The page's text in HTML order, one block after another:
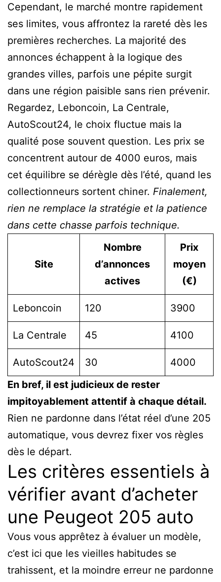
Cependant, le marché montre rapidement
ses limites, vous affrontez la rareté dès les
premières recherches. La majorité des
annonces échappent à la logique des
grandes villes, parfois une pépite surgit
dans une région paisible sans rien prévenir.
Regardez, Leboncoin, La Centrale,
AutoScout24, le choix fluctue mais la
qualité pose souvent question. Les prix se
concentrent autour de 4000 euros, mais
cet équilibre se dérègle dès l’été, quand les
collectionneurs sortent chiner. Finalement,
rien ne remplace la stratégie et la patience
dans cette chasse parfois technique.
Site
Nombre
d’annonces
actives
Prix
moyen
(€)
Leboncoin 120 3900
La Centrale 45 4100
AutoScout24 30
4000
En bref, il est judicieux de rester
impitoyablement attentif à chaque détail.
Rien ne pardonne dans l’état réel d’une 205
automatique, vous devrez fixer vos règles
dès le départ.
Les critères essentiels à
vérifier avant d’acheter
une Peugeot 205 auto
Vous vous apprêtez à évaluer un modèle,
c’est ici que les vieilles habitudes se
trahissent, et la moindre erreur ne pardonne